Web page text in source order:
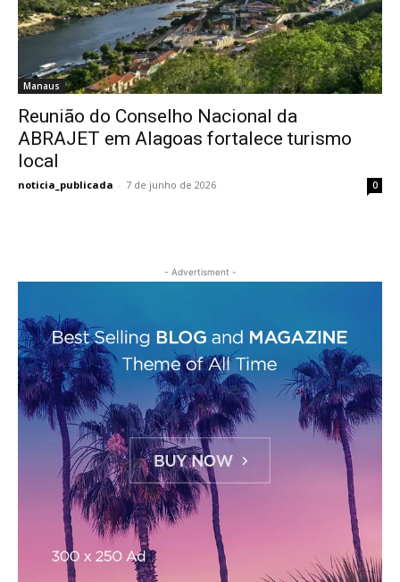
Manaus
Reunião do Conselho Nacional da
ABRAJET em Alagoas fortalece turismo
local
noticia_publicada - 7 de junho de 2026 0
- Advertisment -